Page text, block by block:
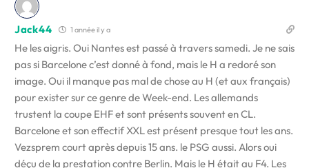
Jack44 1 année il y a
He les aigris. Oui Nantes est passé à travers samedi. Je ne sais
pas si Barcelone c’est donné à fond, mais le H a redoré son
image. Oui il manque pas mal de chose au H (et aux français)
pour exister sur ce genre de Week-end. Les allemands
trustent la coupe EHF et sont présents souvent en CL.
Barcelone et son effectif XXL est présent presque tout les ans.
Vezsprem court après depuis 15 ans. le PSG aussi. Alors oui
déçu de la prestation contre Berlin. Mais le H était au F4. Les